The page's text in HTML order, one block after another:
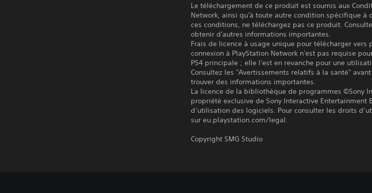
Le téléchargement de ce produit est soumis aux
Network, ainsi qu'à toute autre condition spécifique à
ces conditions, ne téléchargez pas ce produit.
obtenir d'autres informations importantes.
Frais de licence à usage unique pour télécharger vers
connexion à PlayStation Network n'est pas requise
PS4 principale ; elle l'est en revanche pour une
Consultez les "Avertissements relatifs à la santé"
trouver des informations importantes.
La licence de la bibliothèque de programmes ©Sony
propriété exclusive de Sony Interactive Entertainment
d’utilisation des logiciels. Pour consulter les droits
sur eu.playstation.com/legal.
Copyright SMG Studio